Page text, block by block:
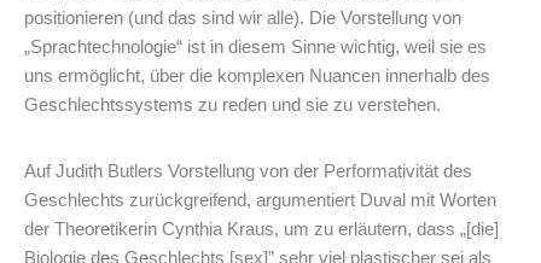
positionieren (und das sind wir alle). Die Vorstellung von
„Sprachtechnologie“ ist in diesem Sinne wichtig, weil sie es
uns ermöglicht, über die komplexen Nuancen innerhalb des
Geschlechtssystems zu reden und sie zu verstehen.
Auf Judith Butlers Vorstellung von der Performativität des
Geschlechts zurückgreifend, argumentiert Duval mit Worten
der Theoretikerin Cynthia Kraus, um zu erläutern, dass „[die]
Biologie des Geschlechts [sex]” sehr viel plastischer sei als